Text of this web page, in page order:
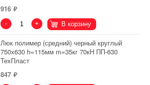
916
- + В корзину
Люк полимер (средний) черный круглый
750х630 h=115мм m=35кг 70кН ПП-630
ТехПласт
847